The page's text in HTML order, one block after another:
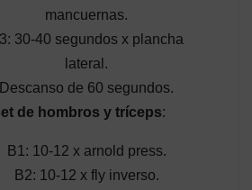
mancuernas.
30-40 segundos x plancha
lateral.
Descanso de 60 segundos.
de hombros y tríceps:
B1: 10-12 x arnold press.
B2: 10-12 x fly inverso.